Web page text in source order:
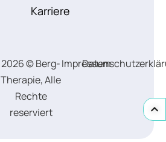
Karriere
2026 © Berg-
Therapie, Alle
Rechte
reserviert
Impressum